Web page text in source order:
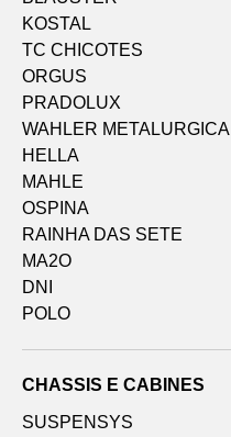
KOSTAL
TC CHICOTES
ORGUS
PRADOLUX
WAHLER METALURGICA
HELLA
MAHLE
OSPINA
RAINHA DAS SETE
MA2O
DNI
POLO
CHASSIS E CABINES
SUSPENSYS